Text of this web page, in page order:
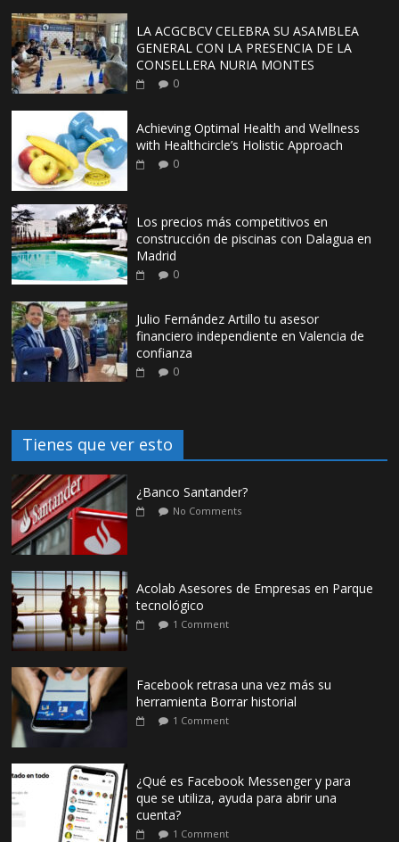
LA ACGCBCV CELEBRA SU ASAMBLEA
GENERAL CON LA PRESENCIA DE LA
CONSELLERA NURIA MONTES
0
Achieving Optimal Health and Wellness
with Healthcircle’s Holistic Approach
0
Los precios más competitivos en
construcción de piscinas con Dalagua en
Madrid
0
Julio Fernández Artillo tu asesor
financiero independiente en Valencia de
confianza
0
Tienes que ver esto
¿Banco Santander?
No Comments
Acolab Asesores de Empresas en Parque
tecnológico
1 Comment
Facebook retrasa una vez más su
herramienta Borrar historial
1 Comment
¿Qué es Facebook Messenger y para
que se utiliza, ayuda para abrir una
cuenta?
1 Comment